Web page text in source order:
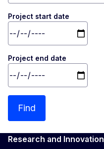
Project start date
Project end date
Find
Research and Innovation